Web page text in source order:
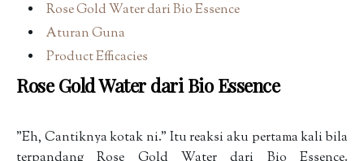
Rose Gold Water dari Bio Essence
Aturan Guna
Product Efficacies
Rose Gold Water dari Bio Essence
"Eh, Cantiknya kotak ni." Itu reaksi aku pertama kali bila